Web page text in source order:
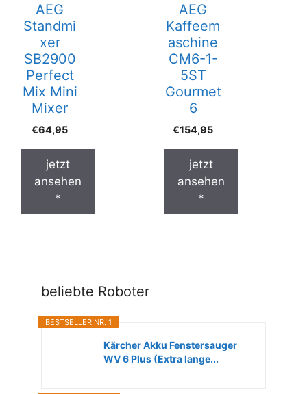
AEG
Standmi
xer
SB2900
Perfect
Mix Mini
Mixer
€64,95
jetzt
ansehen
*
AEG
Kaffeem
aschine
CM6-1-
5ST
Gourmet
6
€154,95
jetzt
ansehen
*
beliebte Roboter
BESTSELLER NR. 1
Kärcher Akku Fenstersauger
WV 6 Plus (Extra lange...